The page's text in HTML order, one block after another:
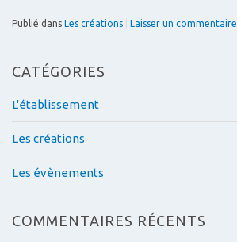
Publié dans Les créations Laisser un commentaire
CATÉGORIES
L'établissement
Les créations
Les évènements
COMMENTAIRES RÉCENTS